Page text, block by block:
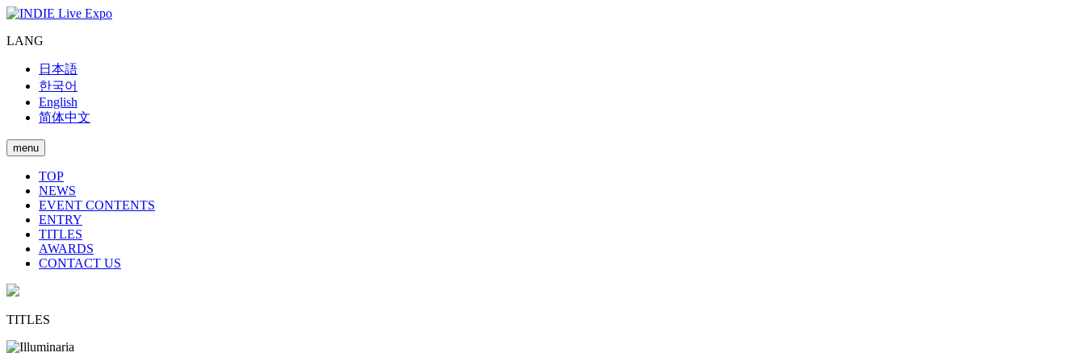
LANG
日本語
한국어
English
简体中文
menu
TOP
NEWS
EVENT CONTENTS
ENTRY
TITLES
AWARDS
CONTACT US
TITLES